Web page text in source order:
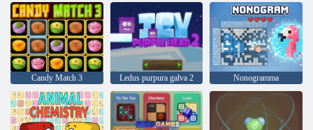
Candy Match 3 Ledus purpura galva 2 Nonogramma